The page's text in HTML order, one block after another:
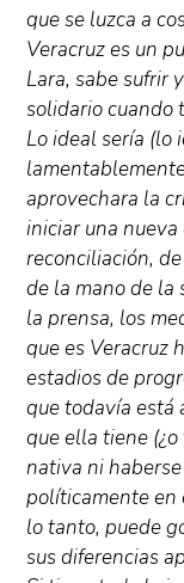
que se luzca a
Veracruz es un
Lara, sabe sufrir
solidario cuando
Lo ideal sería (lo
aprovechara la
iniciar una
reconciliación,
de la mano de la
la prensa, los
que es Veracruz
estadios de
que todavía está
que ella tiene
nativa ni
políticamente en
lo tanto, puede
sus diferencias